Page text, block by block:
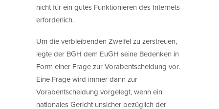
nicht für ein gutes Funktionieren des Internets
erforderlich.
Um die verbleibenden Zweifel zu zerstreuen,
legte der BGH dem EuGH seine Bedenken in
Form einer Frage zur Vorabentscheidung vor.
Eine Frage wird immer dann zur
Vorabentscheidung vorgelegt, wenn ein
nationales Gericht unsicher bezüglich der